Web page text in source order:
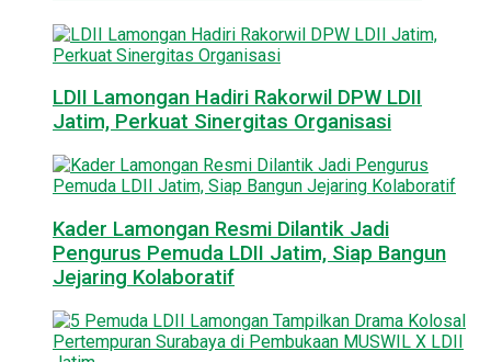
LDII Lamongan Hadiri Rakorwil DPW LDII
Jatim, Perkuat Sinergitas Organisasi
Kader Lamongan Resmi Dilantik Jadi
Pengurus Pemuda LDII Jatim, Siap Bangun
Jejaring Kolaboratif